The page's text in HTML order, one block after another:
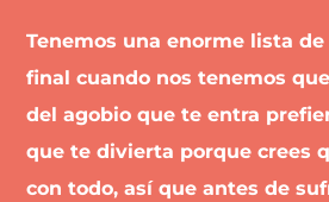
​​Tenemos una enorme lista de
final cuando nos tenemos
del agobio que te entra
que te divierta porque crees
con todo, así que antes de